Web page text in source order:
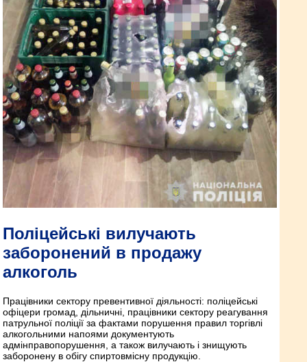
Поліцейські вилучають
заборонений в продажу
алкоголь
Працівники сектору превентивної діяльності: поліцейські
офіцери громад, дільничні, працівники сектору реагування
патрульної поліції за фактами порушення правил торгівлі
алкогольними напоями документують
адмінправопорушення, а також вилучають і знищують
заборонену в обігу спиртовмісну продукцію.